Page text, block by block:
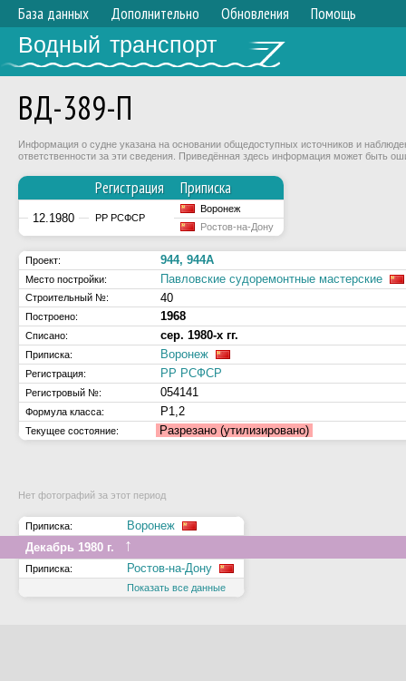
База данных Дополнительно Обновления Помощь
Водный транспорт
ВД-389-П
Информация о судне указана на основании общедоступных источников и
ответственности за эти сведения. Приведённая здесь информация может быть
Регистрация Приписка
12.1980 РР РСФСР
Воронеж
Ростов-на-Дону
Проект: 944, 944А
Место постройки: Павловские судоремонтные мастерские
Строительный №:
40
Построено: 1968
Списано: сер. 1980-х гг.
Приписка: Воронеж
Регистрация: РР РСФСР
Регистровый №: 054141
Формула класса: Р1,2
Текущее состояние: Разрезано (утилизировано)
Нет фотографий за этот период
Приписка:
Воронеж
Декабрь 1980 г.
↑
Приписка: Ростов-на-Дону
Показать все данные